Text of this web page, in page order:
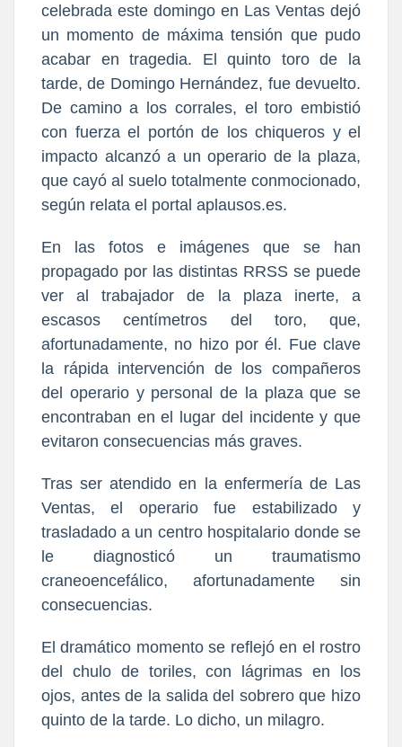
celebrada este domingo en Las Ventas dejó
un momento de máxima tensión que pudo
acabar en tragedia. El quinto toro de la
tarde, de Domingo Hernández, fue devuelto.
De camino a los corrales, el toro embistió
con fuerza el portón de los chiqueros y el
impacto alcanzó a un operario de la plaza,
que cayó al suelo totalmente conmocionado,
según relata el portal aplausos.es.
En las fotos e imágenes que se han
propagado por las distintas RRSS se puede
ver al trabajador de la plaza inerte, a
escasos centímetros del toro, que,
afortunadamente, no hizo por él. Fue clave
la rápida intervención de los compañeros
del operario y personal de la plaza que se
encontraban en el lugar del incidente y que
evitaron consecuencias más graves.
Tras ser atendido en la enfermería de Las
Ventas, el operario fue estabilizado y
trasladado a un centro hospitalario donde se
le diagnosticó un traumatismo
craneoencefálico, afortunadamente sin
consecuencias.
El dramático momento se reflejó en el rostro
del chulo de toriles, con lágrimas en los
ojos, antes de la salida del sobrero que hizo
quinto de la tarde. Lo dicho, un milagro.